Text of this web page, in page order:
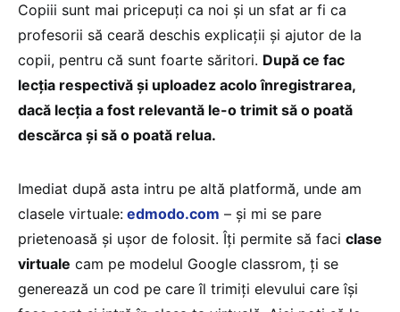
Copiii sunt mai pricepuți ca noi și un sfat ar fi ca
profesorii să ceară deschis explicații și ajutor de la
copii, pentru că sunt foarte săritori. După ce fac
lecția respectivă și uploadez acolo înregistrarea,
dacă lecția a fost relevantă le-o trimit să o poată
descărca și să o poată relua.
Imediat după asta intru pe altă platformă, unde am
clasele virtuale: edmodo.com – și mi se pare
prietenoasă și ușor de folosit. Îți permite să faci clase
virtuale cam pe modelul Google classrom, ți se
generează un cod pe care îl trimiți elevului care își